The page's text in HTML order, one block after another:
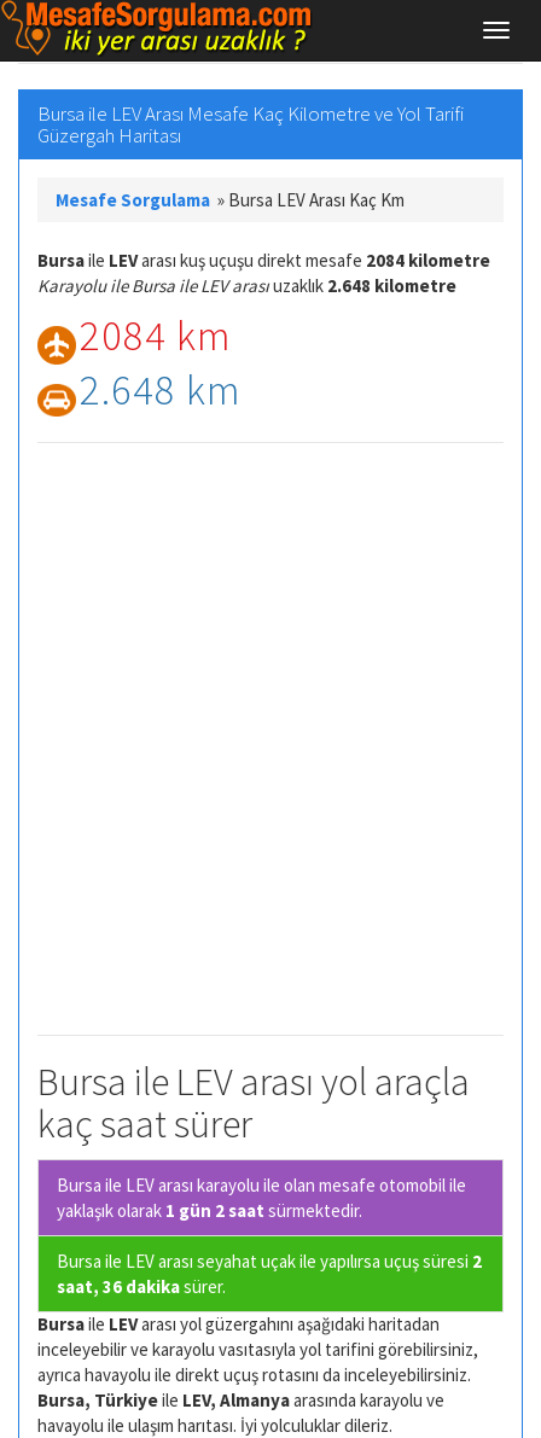
Bursa ile LEV Arası Mesafe Kaç Kilometre ve Yol Tarifi
Güzergah Haritası
Mesafe Sorgulama » Bursa LEV Arası Kaç Km
Bursaile LEVarası kuş uçuşu direkt mesafe 2084 kilometre
Karayolu ile Bursa ile LEV arasıuzaklık 2.648 kilometre
2084 km
2.648 km
Bursa ile LEV arası yol araçla
kaç saat sürer
Bursa ile LEV arası karayolu ile olan mesafe otomobil ile
yaklaşık olarak 1 gün 2 saat sürmektedir.
Bursa ile LEV arası seyahat uçak ile yapılırsa uçuş süresi 2
saat, 36 dakikasürer.
Bursaile LEVarası yol güzergahını aşağıdaki haritadan
inceleyebilir ve karayolu vasıtasıyla yol tarifini görebilirsiniz,
ayrıca havayolu ile direkt uçuş rotasını da inceleyebilirsiniz.
Bursa, Türkiyeile LEV, Almanyaarasında karayolu ve
havayolu ile ulaşım harıtası. İyi yolculuklar dileriz.